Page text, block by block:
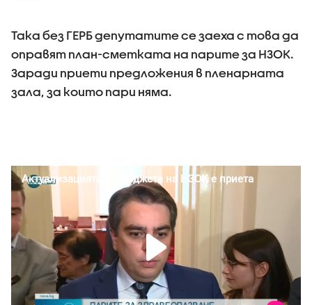
Така без ГЕРБ депутатите се заеха с това да
оправят план-сметката на парите за НЗОК.
Заради приети предложения в пленарната
зала, за които пари няма.